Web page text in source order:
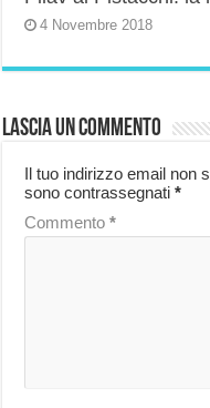
4 Novembre 2018
Lascia un commento
Il tuo indirizzo email non
sono contrassegnati*
Commento*